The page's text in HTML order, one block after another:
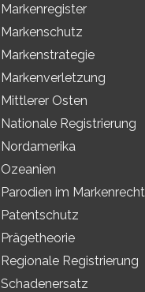
Markenregister
Markenschutz
Markenstrategie
Markenverletzung
Mittlerer Osten
Nationale Registrierung
Nordamerika
Ozeanien
Parodien im Markenrecht
Patentschutz
Prägetheorie
Regionale Registrierung
Schadenersatz